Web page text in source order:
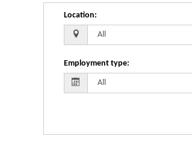
Location:
Employment type: